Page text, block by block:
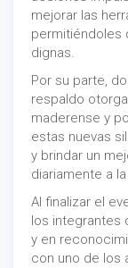
mejorar las
permitiéndoles
dignas.
Por su parte,
respaldo
maderense y
estas nuevas
y brindar un
diariamente a
Al finalizar el
los integrantes
y en
con uno de los